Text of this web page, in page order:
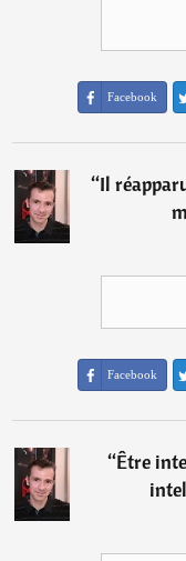
Facebook
“Il
Facebook
“Être